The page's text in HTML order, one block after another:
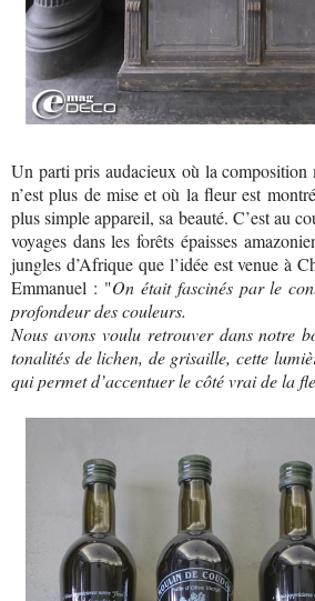
Un parti pris audacieux où la composition
n’est plus de mise et où la fleur est
plus simple appareil, sa beauté. C’est au
voyages dans les forêts épaisses
jungles d’Afrique que l’idée est venue à
Emmanuel : "On était fascinés par le
profondeur des couleurs.
Nous avons voulu retrouver dans notre
tonalités de lichen, de grisaille, cette
qui permet d’accentuer le côté vrai de la